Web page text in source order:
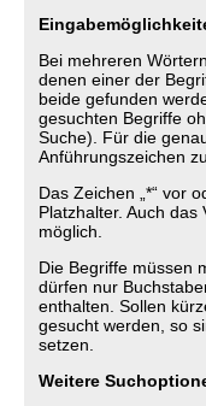
Bei mehreren
denen einer der
beide gefunden
gesuchten Begriffe
Suche). Für die
Anführungszeichen
Das Zeichen „*“ vor
Platzhalter. Auch
möglich.
Die Begriffe müssen
dürfen nur
enthalten. Sollen
gesucht werden, so
setzen.
Weitere